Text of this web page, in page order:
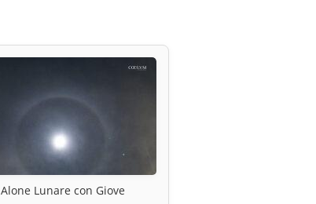
Alone Lunare con Giove